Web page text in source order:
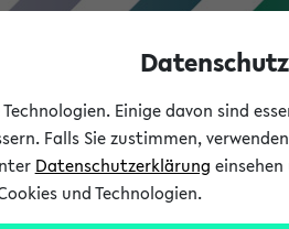
Studium
Einige davon sind
Falls Sie zustimmen,
Datenschutzerklärung
und Technologien.